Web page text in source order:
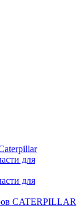
для
для
CATERPILLAR